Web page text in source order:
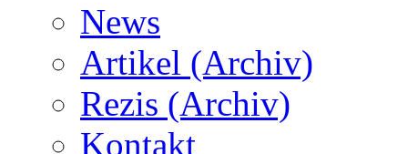
News
Artikel (Archiv)
Rezis (Archiv)
Kontakt